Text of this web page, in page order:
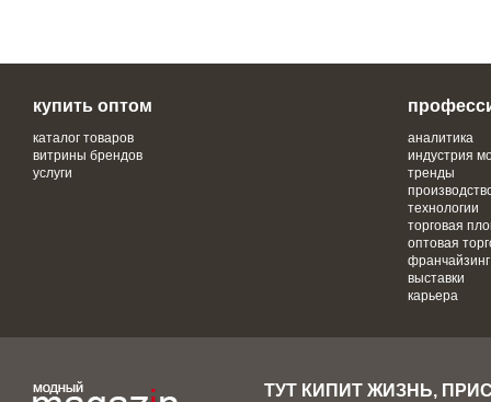
купить оптом
каталог товаров
витрины брендов
услуги
аналитика
индустрия
тренды
технологии
торговая
оптовая
франчайзинг
выставки
карьера
ТУТ КИПИТ ЖИЗНЬ,